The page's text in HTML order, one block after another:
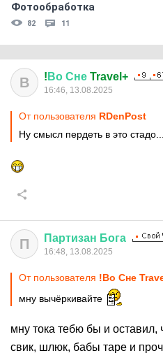
Фотообработка
82 11
В ! Во Сне Travel+
16:46, 13.08.2025
От пользователя RDenPost
Ну смысл пердеть в это стадо...
П Партизан Бога
16:48, 13.08.2025
От пользователя !Во Сне
мну вычёркивайте
мну тока тебю бы и оставил,
свик, шлюк, бабы таре и